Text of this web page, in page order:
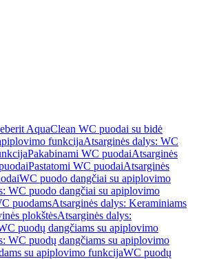
AquaClean WC puodai su bidė
funkcijaAtsarginės dalys: WC
Pakabinami WC puodaiAtsarginės
Pastatomi WC puodaiAtsarginės
WC puodo dangčiai su apiplovimo
WC puodo dangčiai su apiplovimo
puodamsAtsarginės dalys: Keraminiams
plokštėsAtsarginės dalys:
puodų dangčiams su apiplovimo
WC puodų dangčiams su apiplovimo
su apiplovimo funkcijaWC puodų